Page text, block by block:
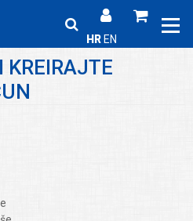
HR EN
KREIRAJTE